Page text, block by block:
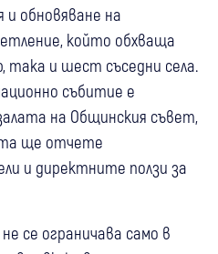
и обновяване на
който обхваща
така и шест съседни села.
събитие е
на Общинския съвет,
ще отчете
и директните ползи за
се ограничава само в